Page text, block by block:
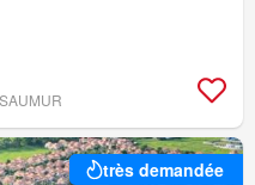
très demandée